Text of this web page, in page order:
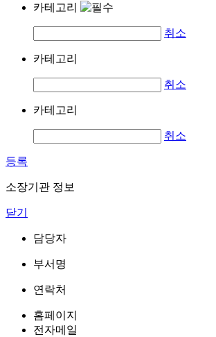
카테고리
취소
카테고리
취소
카테고리
취소
등록
소장기관 정보
닫기
담당자
부서명
연락처
홈페이지
전자메일